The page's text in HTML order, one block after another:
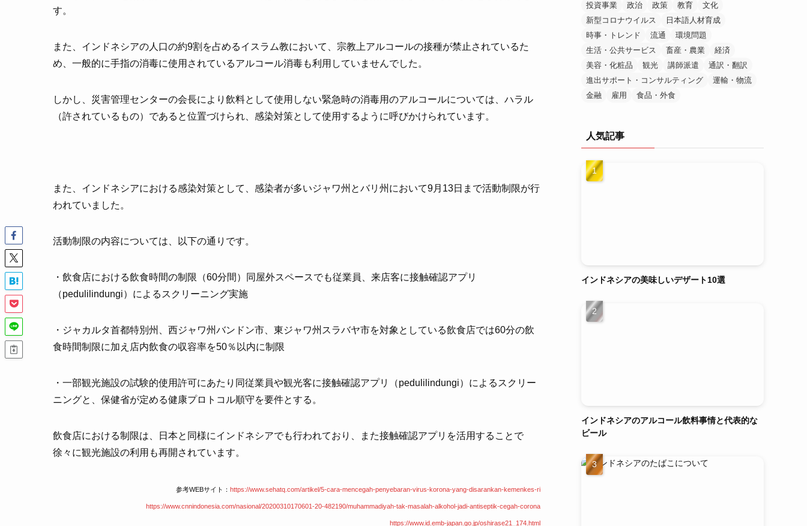
す。
また、インドネシアの人口の約9割を占めるイスラム教において、宗教上アルコールの接種が禁止されているた
め、一般的に手指の消毒に使用されているアルコール消毒も利用していませんでした。
しかし、災害管理センターの会長により飲料として使用しない緊急時の消毒用のアルコールについては、ハラル
（許されているもの）であると位置づけられ、感染対策として使用するように呼びかけられています。
また、インドネシアにおける感染対策として、感染者が多いジャワ州とバリ州において9月13日まで活動制限が行
われていました。
活動制限の内容については、以下の通りです。
・飲食店における飲食時間の制限（60分間）同屋外スペースでも従業員、来店客に接触確認アプリ
（pedulilindungi）によるスクリーニング実施
・ジャカルタ首都特別州、西ジャワ州バンドン市、東ジャワ州スラバヤ市を対象としている飲食店では60分の飲
食時間制限に加え店内飲食の収容率を50％以内に制限
・一部観光施設の試験的使用許可にあたり同従業員や観光客に接触確認アプリ（pedulilindungi）によるスクリー
ニングと、保健省が定める健康プロトコル順守を要件とする。
飲食店における制限は、日本と同様にインドネシアでも行われており、また接触確認アプリを活用することで
徐々に観光施設の利用も再開されています。
参考WEBサイト： https://www.sehatq.com/artikel/5-cara-mencegah-penyebaran-virus-korona-yang-disarankan-kemenkes-ri
https://www.cnnindonesia.com/nasional/20200310170601-20-482190/muhammadiyah-tak-masalah-alkohol-jadi-antiseptik-cegah-corona
https://www.id.emb-japan.go.jp/oshirase21_174.html
投資事業
政治 政策 教育
文化
新型コロナウイルス
日本語人材育成
時事・トレンド
流通
環境問題
生活・公共サービス
畜産・農業
経済
美容・化粧品
観光 講師派遣
通訳・翻訳
進出サポート・コンサルティング
運輸・物流
金融
雇用 食品・外食
人気記事
インドネシアの美味しいデザート10選
インドネシアのアルコール飲料事情と代表的な
ビール